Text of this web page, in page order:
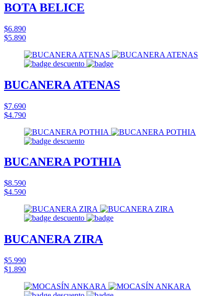
BOTA BELICE
$6.890
$5.890
BUCANERA ATENAS
$7.690
$4.790
BUCANERA POTHIA
$8.590
$4.590
BUCANERA ZIRA
$5.990
$1.890